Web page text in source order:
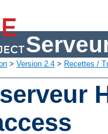
> Version 2.4 > Recettes /